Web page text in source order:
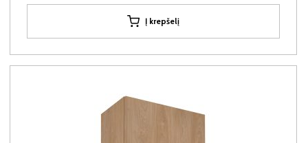
Į krepšelį